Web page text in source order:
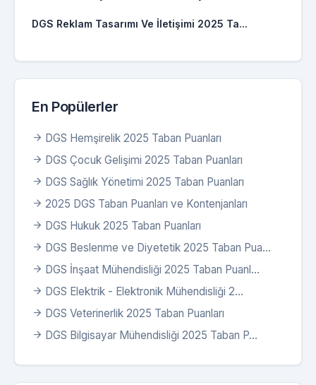
DGS Reklam Tasarımı Ve İletişimi 2025 Ta...
En Popülerler
DGS Hemşirelik 2025 Taban Puanları
DGS Çocuk Gelişimi 2025 Taban Puanları
DGS Sağlık Yönetimi 2025 Taban Puanları
2025 DGS Taban Puanları ve Kontenjanları
DGS Hukuk 2025 Taban Puanları
DGS Beslenme ve Diyetetik 2025 Taban Pua...
DGS İnşaat Mühendisliği 2025 Taban Puanl...
DGS Elektrik - Elektronik Mühendisliği 2...
DGS Veterinerlik 2025 Taban Puanları
DGS Bilgisayar Mühendisliği 2025 Taban P...